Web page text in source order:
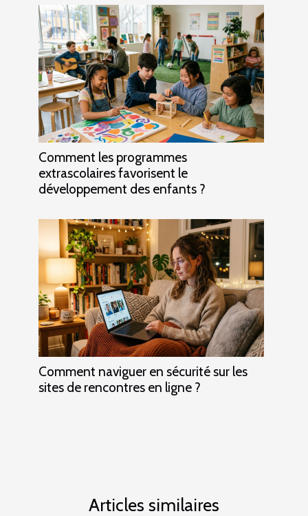
Comment les programmes
extrascolaires favorisent le
développement des enfants ?
Comment naviguer en sécurité sur les
sites de rencontres en ligne ?
Articles similaires